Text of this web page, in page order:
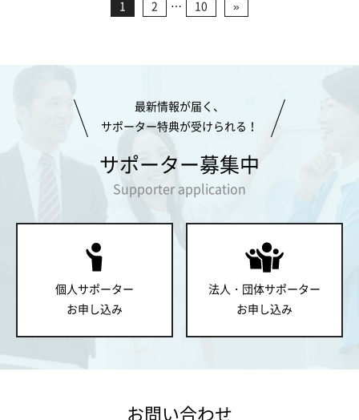
1 2 … 10 »
最新情報が届く、
サポーター特典が受けられる！
サポーター募集中
Supporter application
個人サポーター
お申し込み
法人・団体サポーター
お申し込み
お問い合わせ